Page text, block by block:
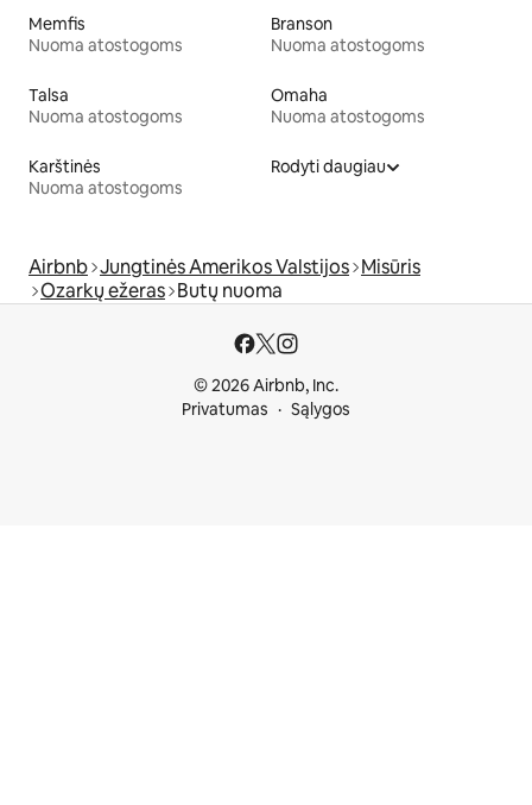
Memfis
Nuoma atostogoms
Branson
Nuoma atostogoms
Talsa
Nuoma atostogoms
Omaha
Nuoma atostogoms
Karštinės
Nuoma atostogoms
Rodyti daugiau
Airbnb Jungtinės Amerikos Valstijos Misūris
Ozarkų ežeras Butų nuoma
© 2026 Airbnb, Inc.
Privatumas
Sąlygos